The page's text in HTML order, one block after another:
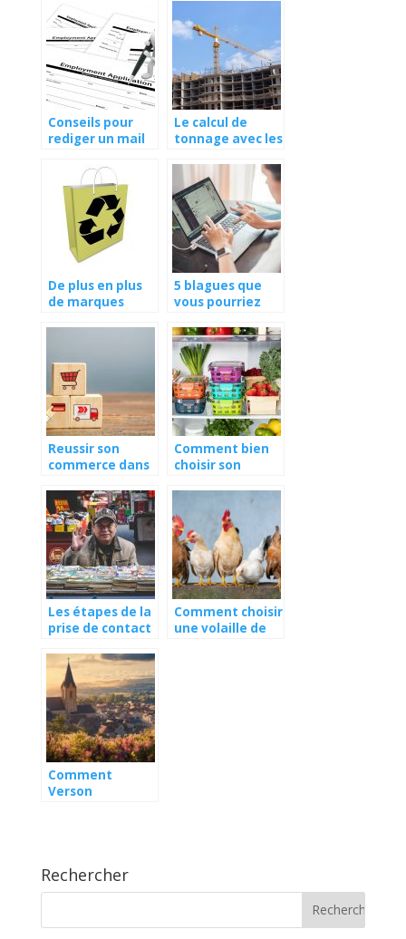
adresses
numeriques
Conseils pour
rediger un mail
Le calcul de
tonnage avec les
construction
De plus en plus
de marques
leur packaging
5 blagues que
vous pourriez
collegues en
teletravail le 1
er avril
Reussir son
commerce dans
astuces a ne pas
manquer !
Comment bien
choisir son
Les étapes de la
prise de contact
Comment choisir
une volaille de
Comment
Verson
domaine
psychologique
Rechercher